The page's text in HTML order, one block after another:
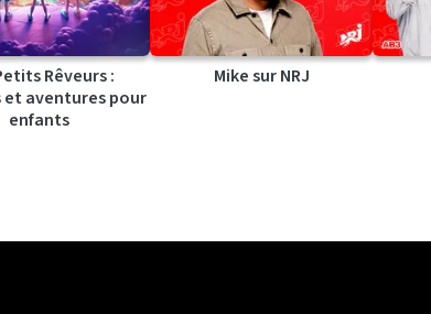
Rêveurs :
aventures pour
enfants
Mike sur NRJ